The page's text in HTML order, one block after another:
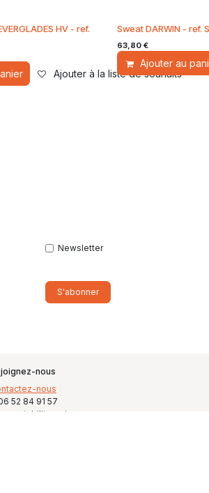
HV - ref.
Ajouter à la liste de souhaits
Sweat DARWIN - ref.
63,80€
Ajouter au
Newsletter
S'abonner
nous
nous
52 84 91 57
comptabilite@ciweo.com